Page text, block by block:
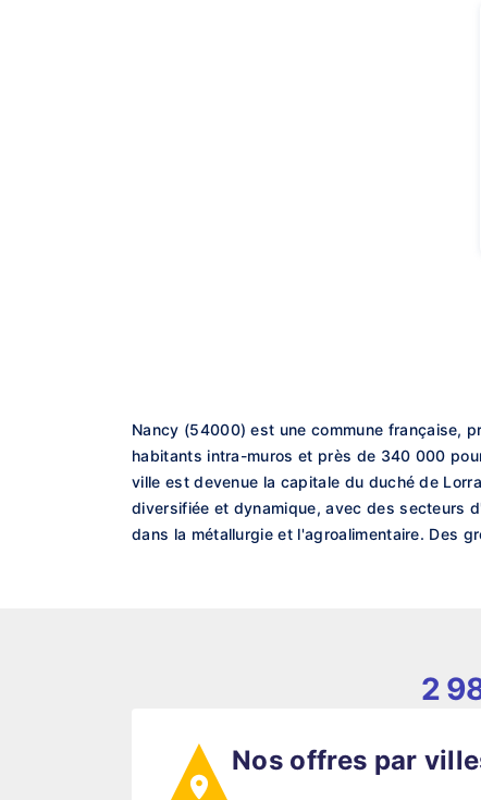
Nancy (54000) est une commune française,
habitants intra-muros et près de 340 000
ville est devenue la capitale du duché de
diversifiée et dynamique, avec des secteurs
dans la métallurgie et l'agroalimentaire. Des
2
Nos offres par